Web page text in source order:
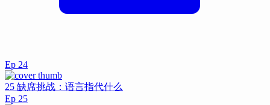
Ep 24
25 缺席挑战：语言指代什么
Ep 25